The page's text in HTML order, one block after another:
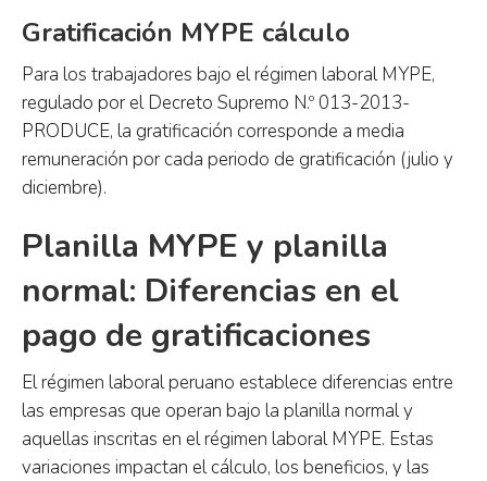
Gratificación MYPE cálculo
Para los trabajadores bajo el régimen laboral MYPE,
regulado por el Decreto Supremo N.º 013-2013-
PRODUCE, la gratificación corresponde a media
remuneración por cada periodo de gratificación (julio y
diciembre).
Planilla MYPE y planilla
normal: Diferencias en el
pago de gratificaciones
El régimen laboral peruano establece diferencias entre
las empresas que operan bajo la planilla normal y
aquellas inscritas en el régimen laboral MYPE. Estas
variaciones impactan el cálculo, los beneficios, y las